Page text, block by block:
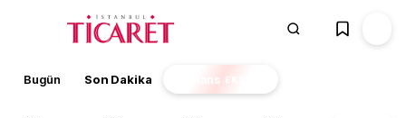
Bugün Son Dakika Finans EKSTRA